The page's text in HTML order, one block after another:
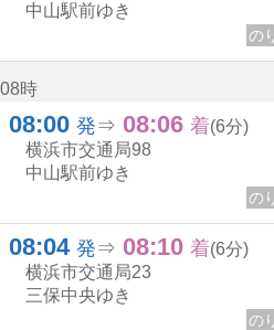
中山駅前ゆき
の
08時
08:00 8じ 0ふん
発⇒ 08:06 8じ 6
着(6分)
横浜市交通局98
中山駅前ゆき
の
08:04 8じ 4ふん
発⇒ 08:10 8じ
着(6分)
横浜市交通局23
三保中央ゆき
の